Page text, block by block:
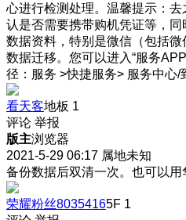
心进行检测处理。温馨提示：
认是否需要携带购机凭证等，
数据资料，特别是微信（包括
数据迁移。您可以进入“服务
径：服务 >快捷服务> 服务中心/
看天客地板 1
评论 举报
版主浏览器
2021-5-29 06:17 属地未知
备份数据后双清一次。也可以
荣耀粉丝80354165F 1